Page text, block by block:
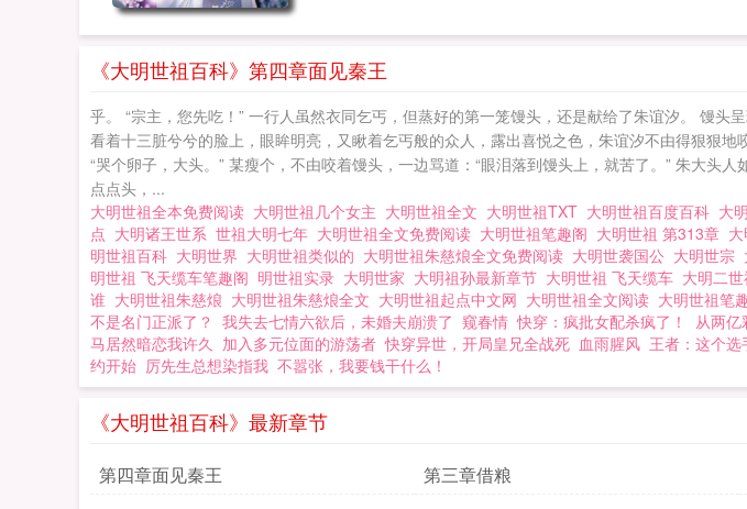
《大明世祖百科》第四章面见秦王
乎。 “宗主，您先吃！” 一行人虽然衣同乞丐，但蒸好的第一笼馒头，还是献给了朱谊汐。 馒
看着十三脏兮兮的脸上，眼眸明亮，又瞅着乞丐般的众人，露出喜悦之色，朱谊汐不由得狠狠
“哭个卵子，大头。” 某瘦个，不由咬着馒头，一边骂道：“眼泪落到馒头上，就苦了。” 朱大头
点点头，...
大明世祖全本免费阅读 大明世祖几个女主 大明世祖全文 大明世祖TXT 大明世祖百度百科 大
点 大明诸王世系 世祖大明七年 大明世祖全文免费阅读 大明世祖笔趣阁 大明世祖 第313章
明世祖百科 大明世界 大明世祖类似的 大明世祖朱慈烺全文免费阅读 大明世袭国公 大明世宗
明世祖 飞天缆车笔趣阁 明世祖实录 大明世家 大明祖孙最新章节 大明世祖 飞天缆车 大明二世
谁 大明世祖朱慈烺 大明世祖朱慈烺全文 大明世祖起点中文网 大明世祖全文阅读 大明世祖笔
不是名门正派了？ 我失去七情六欲后，未婚夫崩溃了 窥春情 快穿：疯批女配杀疯了！ 从两亿
马居然暗恋我许久 加入多元位面的游荡者 快穿异世，开局皇兄全战死 血雨腥风 王者：这个
约开始 厉先生总想染指我 不嚣张，我要钱干什么！
《大明世祖百科》最新章节
第四章面见秦王 第三章借粮